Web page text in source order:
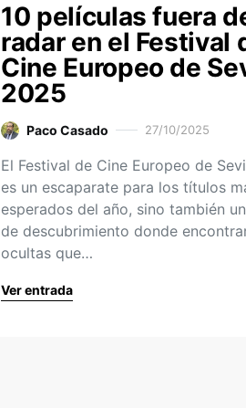
10 películas fuera
radar en el Festival
Cine Europeo de
2025
Paco Casado 27/10/2025
El Festival de Cine Europeo de
es un escaparate para los títulos
esperados del año, sino también
de descubrimiento donde
ocultas que…
Ver entrada